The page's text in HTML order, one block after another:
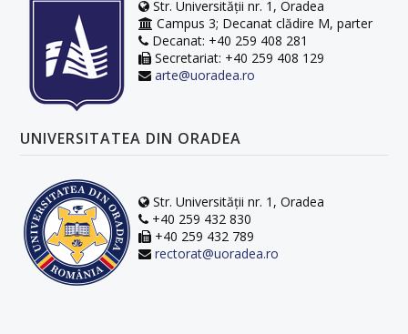
Str. Universității nr. 1, Oradea
Campus 3; Decanat clădire M, parter
Decanat: +40 259 408 281
Secretariat: +40 259 408 129
arte@uoradea.ro
UNIVERSITATEA DIN ORADEA
Str. Universității nr. 1, Oradea
+40 259 432 830
+40 259 432 789
rectorat@uoradea.ro